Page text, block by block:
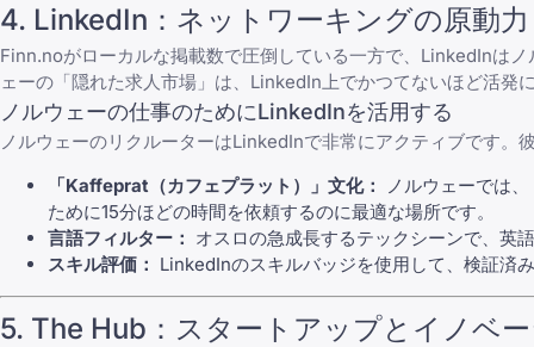
4. LinkedIn：ネットワーキングの原動力
Finn.noがローカルな掲載数で圧倒している一方で、 LinkedInはノ
ェーの「隠れた求人市場」は、LinkedIn上でかつてないほど活発
ノルウェーの仕事のためにLinkedInを活用する
ノルウェーのリクルーターはLinkedInで非常にアクティブです
「Kaffeprat（カフェプラット）」文化：
ノルウェーでは
ために15分ほどの時間を依頼するのに最適な場所です。
言語フィルター： オスロの急成長するテックシーンで、英
スキル評価： LinkedInのスキルバッジを使用して、検証済
5. The Hub：スタートアップとイノベ